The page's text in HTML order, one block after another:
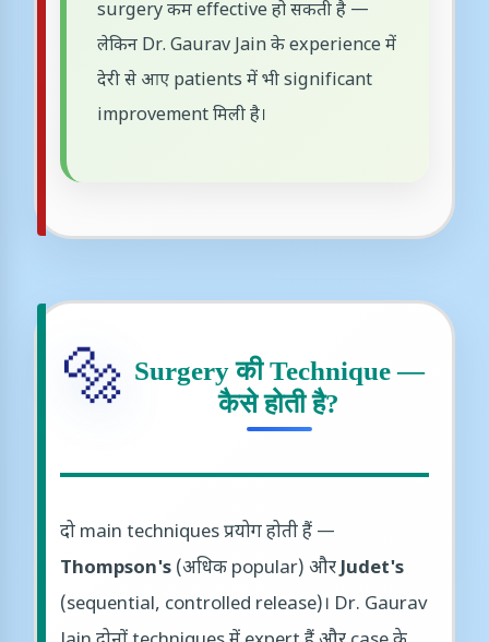
surgery कम effective हो सकती है —
लेकिन Dr. Gaurav Jain के experience में
देरी से आए patients में भी significant
improvement मिली है।
🔩 Surgery की Technique —
कैसे होती है?
दो main techniques प्रयोग होती हैं —
Thompson's (अधिक popular) औरJudet's
(sequential, controlled release)। Dr. Gaurav